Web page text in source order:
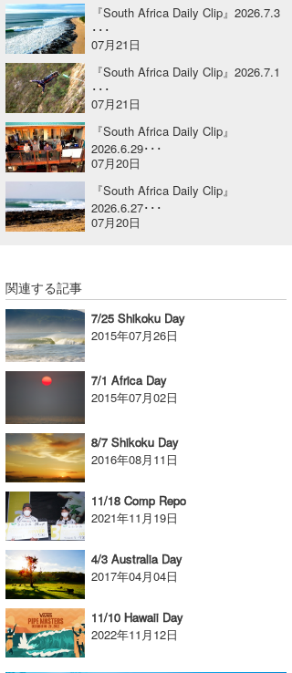
『South Africa Daily Clip』2026.7.3
･･･
07月21日
『South Africa Daily Clip』2026.7.1
･･･
07月21日
『South Africa Daily Clip』
2026.6.29･･･
07月20日
『South Africa Daily Clip』
2026.6.27･･･
07月20日
関連する記事
7/25 Shikoku Day
2015年07月26日
7/1 Africa Day
2015年07月02日
8/7 Shikoku Day
2016年08月11日
11/18 Comp Repo
2021年11月19日
4/3 Australia Day
2017年04月04日
11/10 Hawaii Day
2022年11月12日
Naoya Kimoto
mitsuteru Kamio
Yasunari Inoue
Yoshiyuki Obata
arukasvision
DELTA FORCE SURF
CBA Films
メディア
SURFMEDIA
Colors MAGAZINE
WAVAL
波伝説アンバサダー/プロライダー
福島寿実子
中浦“JET”章
嵯峨明日香
進士剛光
田原啓江
NOBUFUKU
大野”MAR”修聖
喜納海人
波伝説スタッフ
☆加藤
+☆maki☆+
Aichan
chan-U
G◎Da
H
KID
KOBU
KY
MIN
mitz
OYZ
S.K
Soulman
波伝説